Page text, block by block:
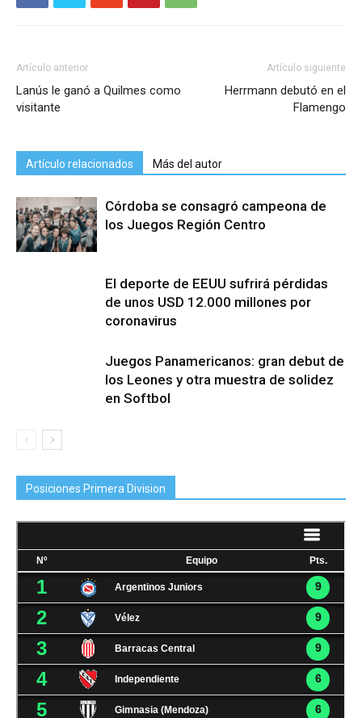
Artículo anterior
Lanús le ganó a Quilmes como
visitante
Artículo siguiente
Herrmann debutó en el
Flamengo
Artículo relacionados Más del autor
Córdoba se consagró campeona de
los Juegos Región Centro
El deporte de EEUU sufrirá pérdidas
de unos USD 12.000 millones por
coronavirus
Juegos Panamericanos: gran debut de
los Leones y otra muestra de solidez
en Softbol
Posiciones Primera Division